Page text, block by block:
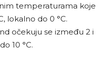
temperaturama koje
lokalno do 0 °C.
očekuju se između 2 i
10 °C.